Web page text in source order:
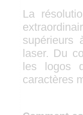
La
supérieurs
laser. Du
les logos
caractères